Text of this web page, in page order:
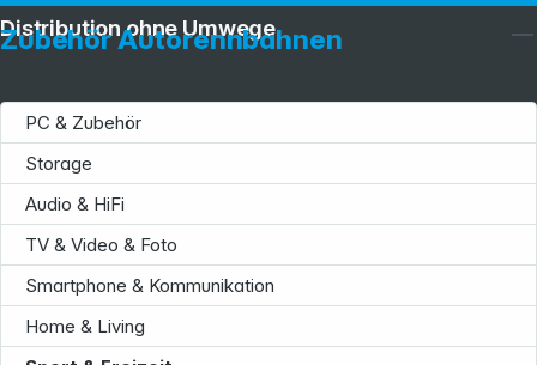
Zubehör Autorennbahnen
PC & Zubehör
Storage
Audio & HiFi
TV & Video & Foto
Smartphone & Kommunikation
Home & Living
Distribution ohne Umwege